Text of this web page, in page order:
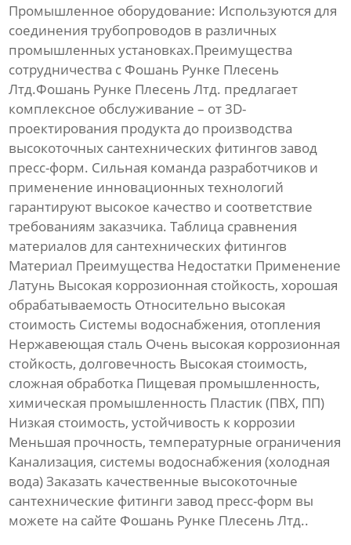
Промышленное оборудование: Используются для
соединения трубопроводов в различных
промышленных установках.Преимущества
сотрудничества с Фошань Рунке Плесень
Лтд.Фошань Рунке Плесень Лтд. предлагает
комплексное обслуживание – от 3D-
проектирования продукта до производства
высокоточных сантехнических фитингов завод
пресс-форм. Сильная команда разработчиков и
применение инновационных технологий
гарантируют высокое качество и соответствие
требованиям заказчика. Таблица сравнения
материалов для сантехнических фитингов
Материал Преимущества Недостатки Применение
Латунь Высокая коррозионная стойкость, хорошая
обрабатываемость Относительно высокая
стоимость Системы водоснабжения, отопления
Нержавеющая сталь Очень высокая коррозионная
стойкость, долговечность Высокая стоимость,
сложная обработка Пищевая промышленность,
химическая промышленность Пластик (ПВХ, ПП)
Низкая стоимость, устойчивость к коррозии
Меньшая прочность, температурные ограничения
Канализация, системы водоснабжения (холодная
вода) Заказать качественные высокоточные
сантехнические фитинги завод пресс-форм вы
можете на сайте Фошань Рунке Плесень Лтд..